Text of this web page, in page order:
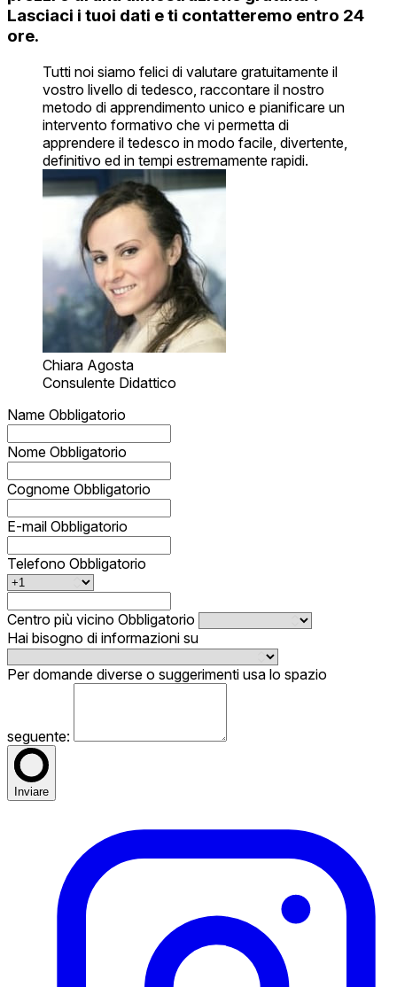
Lasciaci i tuoi dati e ti contatteremo entro 24
ore.
Tutti noi siamo felici di valutare gratuitamente il
vostro livello di tedesco, raccontare il nostro
metodo di apprendimento unico e pianificare un
intervento formativo che vi permetta di
apprendere il tedesco in modo facile, divertente,
definitivo ed in tempi estremamente rapidi.
Chiara Agosta
Consulente Didattico
Name Obbligatorio
Nome Obbligatorio
Cognome Obbligatorio
E-mail Obbligatorio
Telefono Obbligatorio
Centro più vicino Obbligatorio
Hai bisogno di informazioni su
Per domande diverse o suggerimenti usa lo spazio
seguente:
Inviare